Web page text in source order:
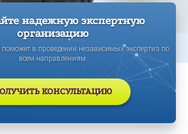
надежную экспертную
организацию
поможет в проведении независимых экспертиз по
всем направлениям
КОНСУЛЬТАЦИЮ